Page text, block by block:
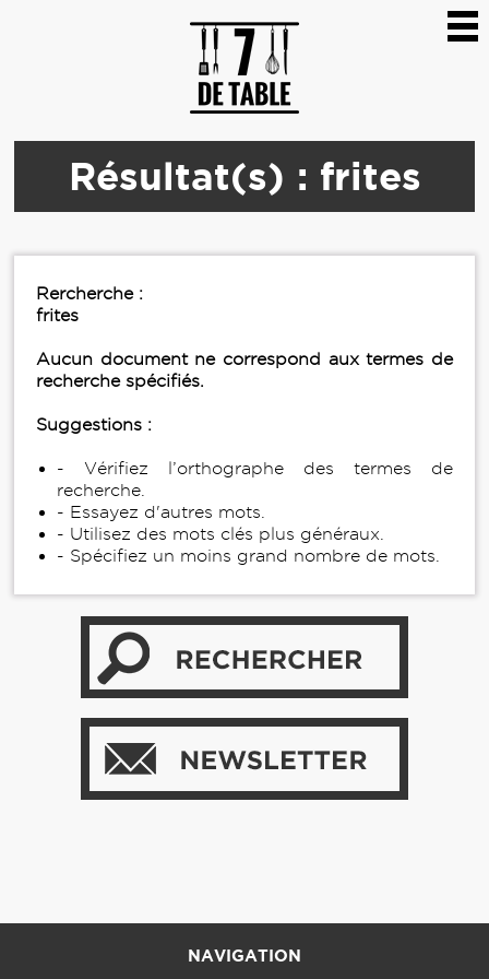
Résultat(s) : frites
Rercherche :
frites
Aucun document ne correspond aux termes de
recherche spécifiés.
Suggestions :
- Vérifiez l’orthographe des termes de
recherche.
- Essayez d'autres mots.
- Utilisez des mots clés plus généraux.
- Spécifiez un moins grand nombre de mots.
NAVIGATION